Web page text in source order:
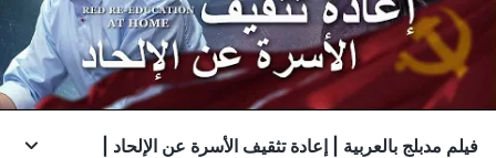
فيلم مدبلج بالعربية | إعادة تثقيف الأسرة عن الإلحاد |